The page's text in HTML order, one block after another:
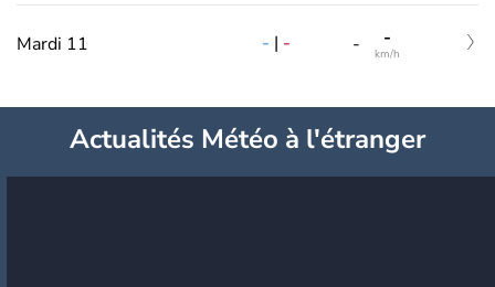
Mardi 11 - | - - -
km/h
Actualités Météo à l'étranger